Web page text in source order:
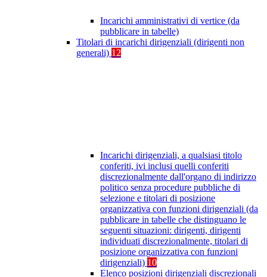
Incarichi amministrativi di vertice (da
pubblicare in tabelle)
Titolari di incarichi dirigenziali (dirigenti non
generali) 12
Incarichi dirigenziali, a qualsiasi titolo
conferiti, ivi inclusi quelli conferiti
discrezionalmente dall'organo di indirizzo
politico senza procedure pubbliche di
selezione e titolari di posizione
organizzativa con funzioni dirigenziali (da
pubblicare in tabelle che distinguano le
seguenti situazioni: dirigenti, dirigenti
individuati discrezionalmente, titolari di
posizione organizzativa con funzioni
dirigenziali) 10
Elenco posizioni dirigenziali discrezionali